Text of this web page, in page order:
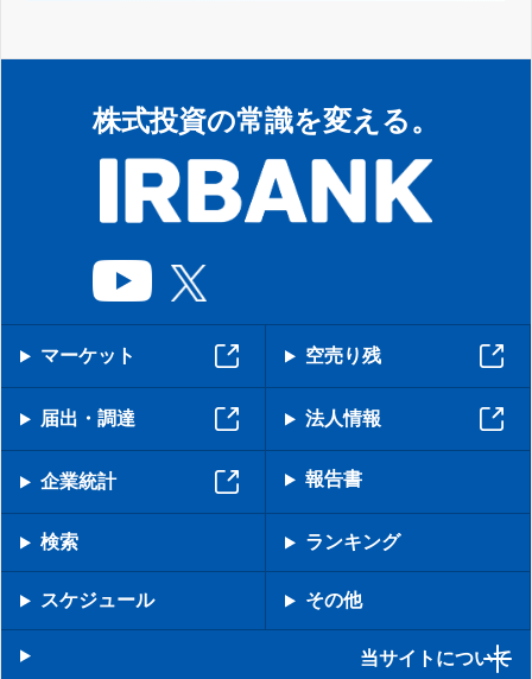
株式投資の常識を変える。
マーケット 空売り残
届出・調達 法人情報
企業統計 報告書
検索 ランキング
スケジュール その他
当サイトについて